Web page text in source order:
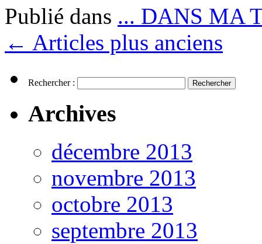
Publié dans ... DANS MA
← Articles plus anciens
Rechercher :
Archives
décembre 2013
novembre 2013
octobre 2013
septembre 2013